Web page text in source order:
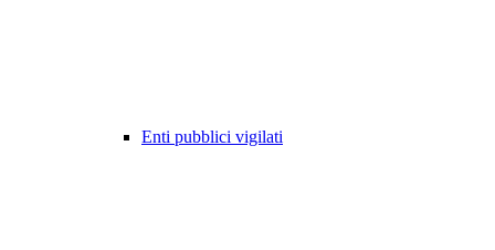
Enti pubblici vigilati